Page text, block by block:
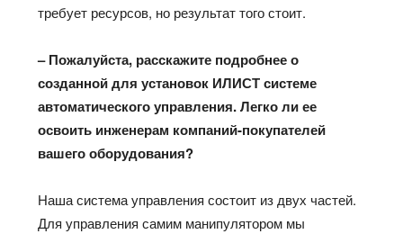
требует ресурсов, но результат того стоит.
– Пожалуйста, расскажите подробнее о
созданной для установок ИЛИСТ системе
автоматического управления. Легко ли ее
освоить инженерам компаний-покупателей
вашего оборудования?
Наша система управления состоит из двух частей.
Для управления самим манипулятором мы